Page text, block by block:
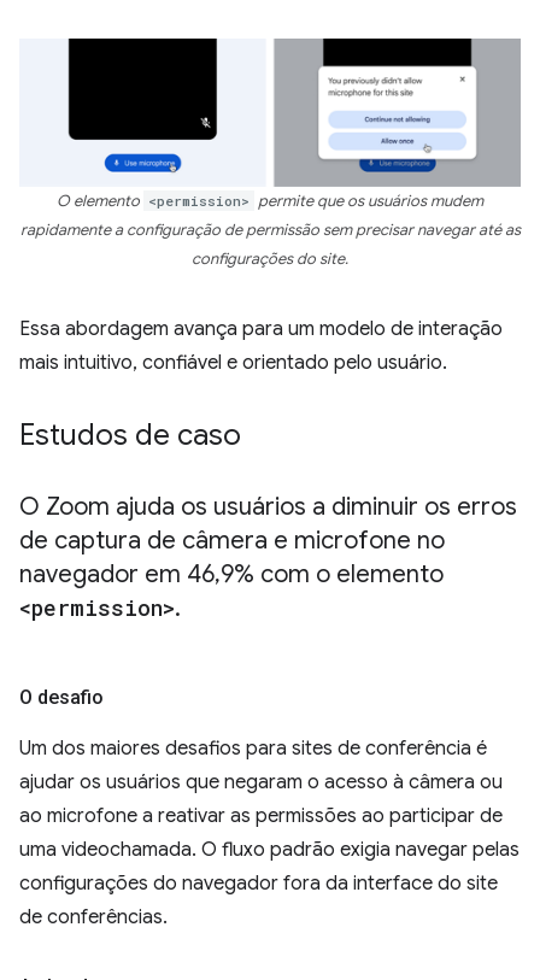
O elemento <permission> permite que os usuários mudem
rapidamente a configuração de permissão sem precisar navegar até as
configurações do site.
Essa abordagem avança para um modelo de interação
mais intuitivo, confiável e orientado pelo usuário.
Estudos de caso
O Zoom ajuda os usuários a diminuir os erros
de captura de câmera e microfone no
navegador em 46,9% com o elemento
<permission>.
O desafio
Um dos maiores desafios para sites de conferência é
ajudar os usuários que negaram o acesso à câmera ou
ao microfone a reativar as permissões ao participar de
uma videochamada. O fluxo padrão exigia navegar pelas
configurações do navegador fora da interface do site
de conferências.